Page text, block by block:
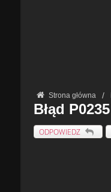
Strona główna
Błąd P0235
ODPOWIEDZ